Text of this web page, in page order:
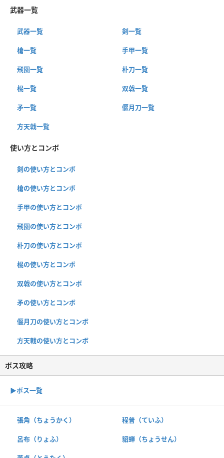
武器一覧
武器一覧 剣一覧
槍一覧 手甲一覧
飛圏一覧 朴刀一覧
棍一覧 双戟一覧
矛一覧 偃月刀一覧
方天戟一覧
使い方とコンボ
剣の使い方とコンボ
槍の使い方とコンボ
手甲の使い方とコンボ
飛圏の使い方とコンボ
朴刀の使い方とコンボ
棍の使い方とコンボ
双戟の使い方とコンボ
矛の使い方とコンボ
偃月刀の使い方とコンボ
方天戟の使い方とコンボ
ボス攻略
▶︎ボス一覧
張角（ちょうかく） 程普（ていふ）
呂布（りょふ） 貂蝉（ちょうせん）